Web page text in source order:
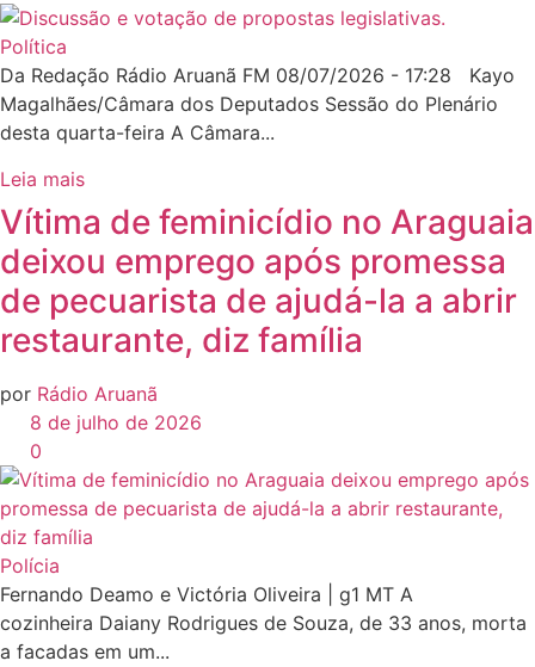
Política
Da Redação Rádio Aruanã FM 08/07/2026 - 17:28 Kayo
Magalhães/Câmara dos Deputados Sessão do Plenário
desta quarta-feira A Câmara...
Leia mais
Vítima de feminicídio no Araguaia
deixou emprego após promessa
de pecuarista de ajudá-la a abrir
restaurante, diz família
por Rádio Aruanã
8 de julho de 2026
0
Polícia
Fernando Deamo e Victória Oliveira | g1 MT A
cozinheira Daiany Rodrigues de Souza, de 33 anos, morta
a facadas em um...